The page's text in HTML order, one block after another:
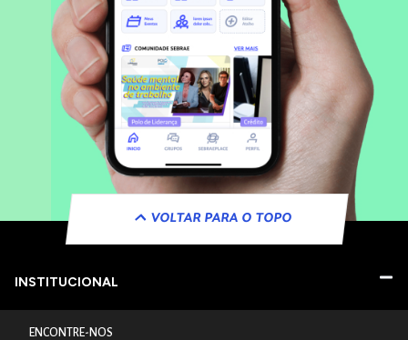
VOLTAR PARA O TOPO
INSTITUCIONAL
ENCONTRE-NOS